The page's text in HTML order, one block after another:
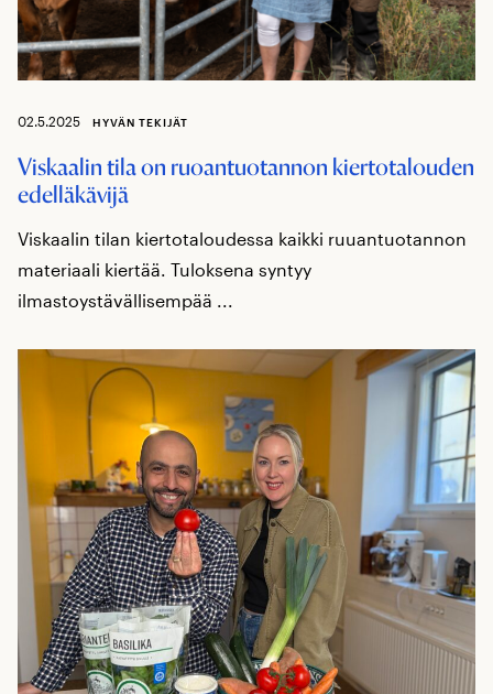
02.5.2025 HYVÄN TEKIJÄT
Viskaalin tila on ruoantuotannon kiertotalouden
edelläkävijä
Viskaalin tilan kiertotaloudessa kaikki ruuantuotannon
materiaali kiertää. Tuloksena syntyy
ilmastoystävällisempää ...